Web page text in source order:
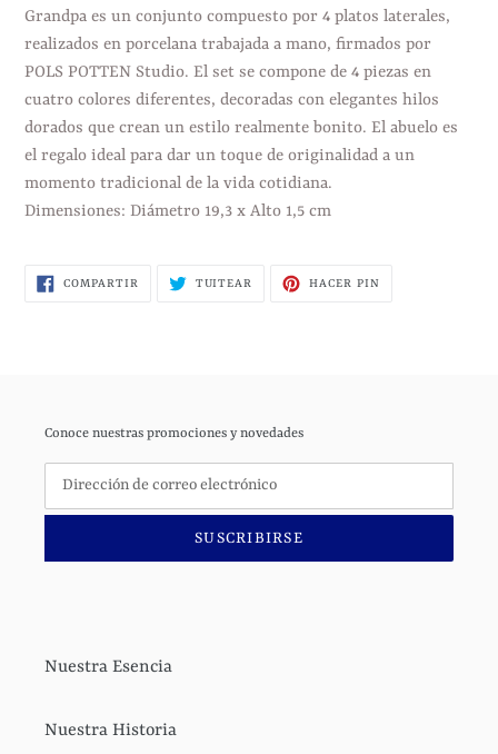
el
producto
a
tu
carrito
de
compra
Grandpa es un conjunto compuesto por 4 platos laterales,
realizados en porcelana trabajada a mano, firmados por
POLS POTTEN Studio. El set se compone de 4 piezas en
cuatro colores diferentes, decoradas con elegantes hilos
dorados que crean un estilo realmente bonito. El abuelo es
el regalo ideal para dar un toque de originalidad a un
momento tradicional de la vida cotidiana.
Dimensiones: Diámetro 19,3 x Alto 1,5 cm
COMPARTIR COMPARTIRTUITEAR TUITEARHACER PINPINEAR
Conoce nuestras promociones y novedades
SUSCRIBIRSE
Nuestra Esencia
Nuestra Historia